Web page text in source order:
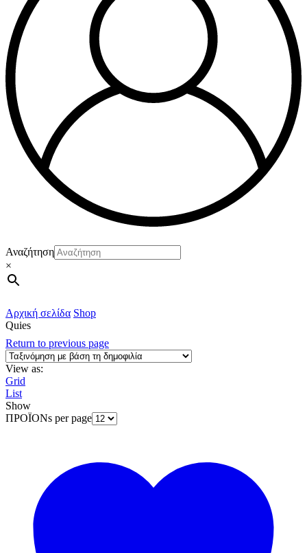
Αναζήτηση
×
Αρχική σελίδα Shop
Quies
Return to previous page
View as:
Grid
List
Show
ΠΡΟΪΟΝs per page